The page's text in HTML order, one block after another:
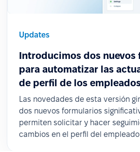
Updates
Introducimos dos nuevos
para automatizar las
de perfil de los
Las novedades de esta versión
dos nuevos formularios
permiten solicitar y hacer
cambios en el perfil del